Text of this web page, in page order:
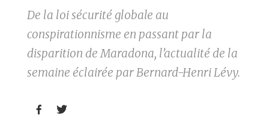
De la loi sécurité globale au
conspirationnisme en passant par la
disparition de Maradona, l’actualité de la
semaine éclairée par Bernard-Henri Lévy.
 